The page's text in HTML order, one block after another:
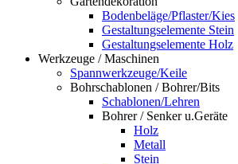
Bodenbeläge/Pflaster/Kies
Gestaltungselemente Stein
Gestaltungselemente Holz
Werkzeuge / Maschinen
Spannwerkzeuge/Keile
Bohrschablonen / Bohrer/Bits
Schablonen/Lehren
Bohrer / Senker u.Geräte
Holz
Metall
Stein